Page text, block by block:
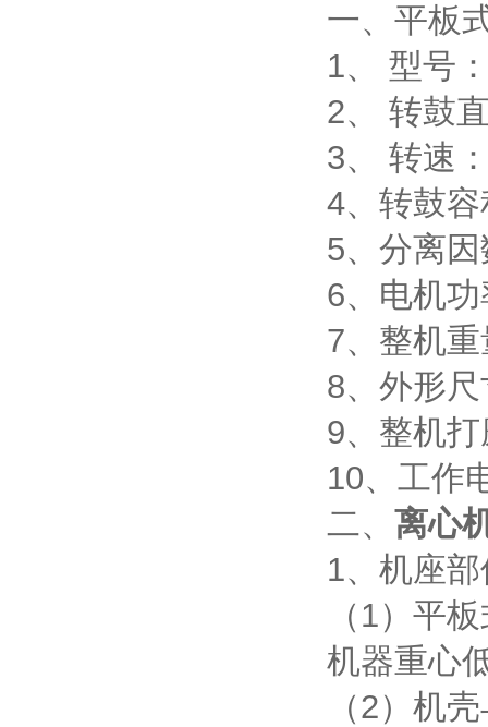
一、平板
1、 型号
2、 转鼓
3、 转速
4、转鼓
5、分离
6、电机
7、整机
8、外形
9、整机
10、工作
二、 离心
1、机座
（1）平
机器重心
（2）机